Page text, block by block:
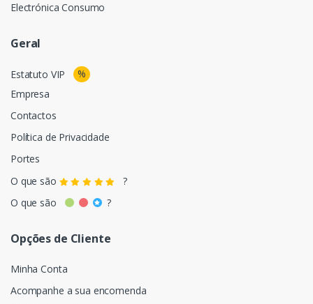
Electrónica Consumo
Geral
Estatuto VIP
%
Empresa
Contactos
Política de Privacidade
Portes
O que são
?
O que são
?
Opções de Cliente
Minha Conta
Acompanhe a sua encomenda